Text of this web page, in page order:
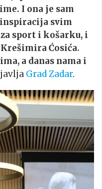
I ona je sam
svim
sport i košarku, i
Ćosića.
a danas nama i
Grad Zadar.